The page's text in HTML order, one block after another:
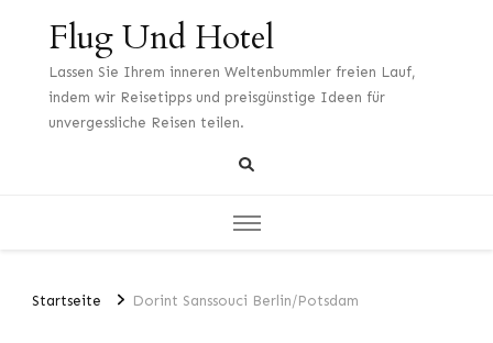
Flug Und Hotel
Lassen Sie Ihrem inneren Weltenbummler freien Lauf,
indem wir Reisetipps und preisgünstige Ideen für
unvergessliche Reisen teilen.
Startseite Dorint Sanssouci Berlin/Potsdam